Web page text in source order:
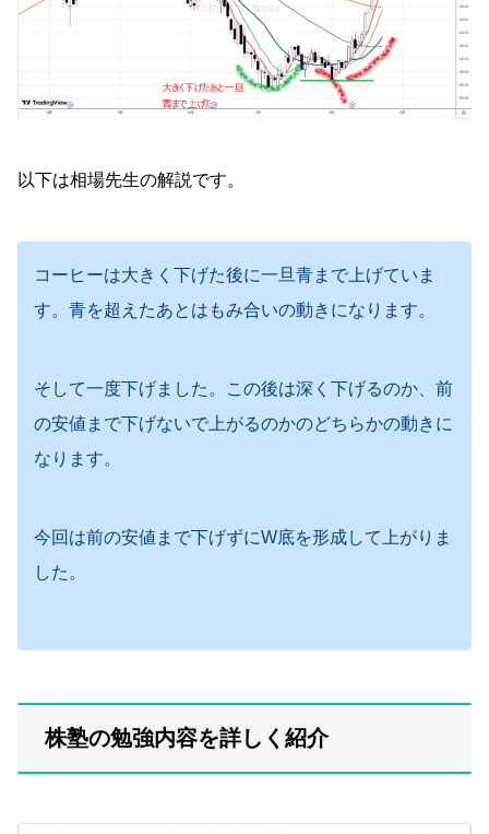
以下は相場先生の解説です。
コーヒーは大きく下げた後に一旦青まで上げていま
す。青を超えたあとはもみ合いの動きになります。
そして一度下げました。この後は深く下げるのか、前
の安値まで下げないで上がるのかのどちらかの動きに
なります。
今回は前の安値まで下げずにW底を形成して上がりま
した。
株塾の勉強内容を詳しく紹介